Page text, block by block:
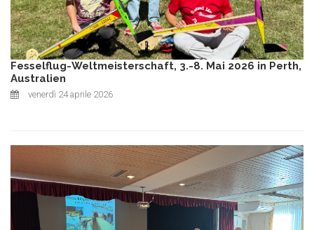
Fesselflug-Weltmeisterschaft, 3.-8. Mai 2026 in Perth,
Australien
venerdì 24 aprile 2026